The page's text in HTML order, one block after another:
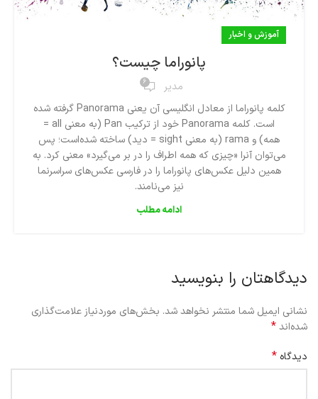
آموزش و اخبار
پانوراما چیست؟
مدیر 6
کلمه پانوراما از معادل انگلیسی آن یعنی Panorama گرفته شده‌
است. کلمه Panorama خود از ترکیب Pan (به معنی all =
همه) و rama (به معنی sight = دید) ساخته شده‌است؛ پس
می‌توان آنرا «چیزی که همه اطراف را در بر می‌گیرد» معنی کرد. به
همین دلیل عکس‌های پانوراما را در فارسی عکس‌های سراسرنما
نیز می‌نامند.
ادامه مطلب
دیدگاهتان را بنویسید
نشانی ایمیل شما منتشر نخواهد شد. بخش‌های موردنیاز علامت‌گذاری
شده‌اند*
دیدگاه *